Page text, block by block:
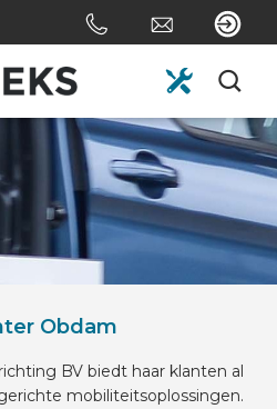
Obdam
BV biedt haar klanten al
mobiliteitsoplossingen.